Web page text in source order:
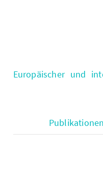
3. Europäischer und